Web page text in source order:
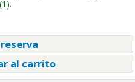
(1).
al carrito